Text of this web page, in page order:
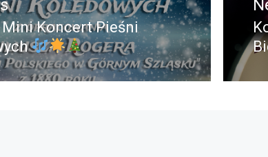
Koncert Pieśni